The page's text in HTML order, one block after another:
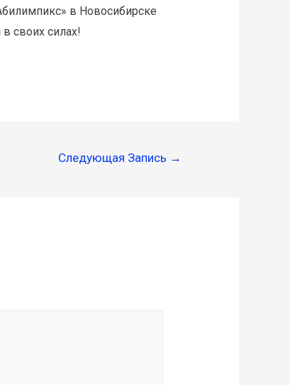
в Новосибирске
своих силах!
Следующая Запись →